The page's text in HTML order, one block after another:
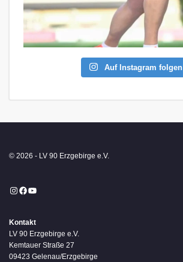
Auf Instagram folgen
© 2026 - LV 90 Erzgebirge e.V.
Instagram
Facebook
YouTube
Kontakt
LV 90 Erzgebirge e.V.
Kemtauer Straße 27
09423 Gelenau/Erzgebirge